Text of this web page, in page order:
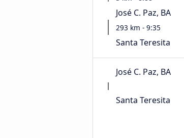
José C. Paz, BA
293 km - 9:35
Santa Teresita
José C. Paz, BA
Santa Teresita